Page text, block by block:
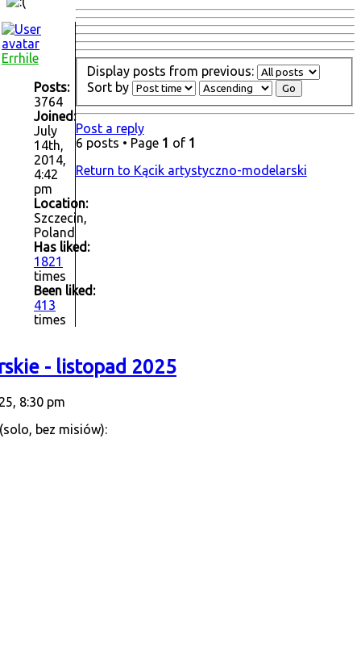
Errhile
Posts:
3764
Joined:
July
14th,
2014,
4:42
pm
Location:
Szczecin,
Poland
Has liked:
1821
times
Been liked:
413
times
- listopad 2025
8:30 pm
bez misiów):
Display posts from previous:
Sort by
Post a reply
6 posts • Page 1 of 1
Return to Kącik artystyczno-modelarski